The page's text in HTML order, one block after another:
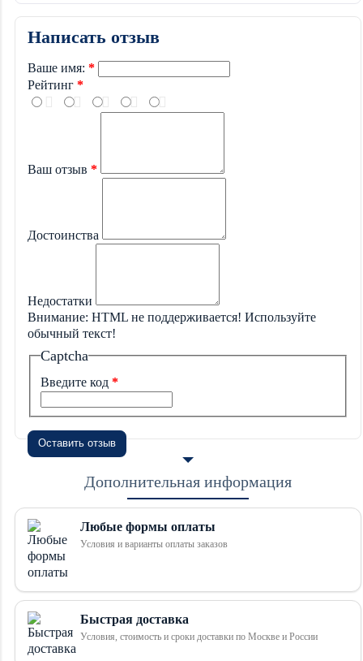
Написать отзыв
Ваше имя:
Рейтинг
Ваш отзыв
Достоинства
Недостатки
Внимание: HTML не поддерживается! Используйте
обычный текст!
Captcha
Введите код
Оставить отзыв
Дополнительная информация
Любые формы оплаты
Условия и варианты оплаты заказов
Быстрая доставка
Условия, стоимость и сроки доставки по Москве и России